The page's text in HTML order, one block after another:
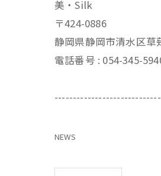
美・Silk
〒424-0886
静岡県静岡市清水区草
電話番号 : 054-345-
NEWS